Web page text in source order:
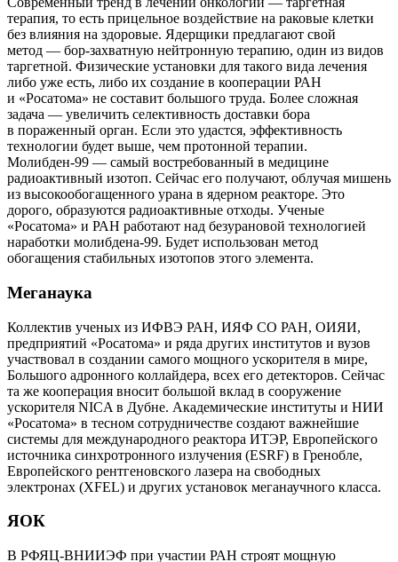
терапия, то есть прицельное воздействие на раковые клетки
без влияния на здоровые. Ядерщики предлагают свой
метод — бор-захватную нейтронную терапию, один из видов
таргетной. Физические установки для такого вида лечения
либо уже есть, либо их создание в кооперации РАН
и «Росатома» не составит большого труда. Более сложная
задача — увеличить селективность доставки бора
в пораженный орган. Если это удастся, эффективность
технологии будет выше, чем протонной терапии.
Молибден‑99 — самый востребованный в медицине
радиоактивный изотоп. Сейчас его получают, облучая мишень
из высокообогащенного урана в ядерном реакторе. Это
дорого, образуются радиоактивные отходы. Ученые
«Росатома» и РАН работают над безурановой технологией
наработки молибдена‑99. Будет использован метод
обогащения стабильных изотопов этого элемента.
Меганаука
Коллектив ученых из ИФВЭ РАН, ИЯФ СО РАН, ОИЯИ,
предприятий «Росатома» и ряда других институтов и вузов
участвовал в создании самого мощного ускорителя в мире,
Большого адронного коллайдера, всех его детекторов. Сейчас
та же кооперация вносит большой вклад в сооружение
ускорителя NICA в Дубне. Академические институты и НИИ
«Росатома» в тесном сотрудничестве создают важнейшие
системы для международного реактора ИТЭР, Европейского
источника синхротронного излучения (ESRF) в Гренобле,
Европейского рентгеновского лазера на свободных
электронах (XFEL) и других установок меганаучного класса.
ЯОК
В РФЯЦ-ВНИИЭФ при участии РАН строят мощную